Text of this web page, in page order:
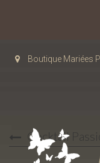
Boutique Mariées
Cocktail